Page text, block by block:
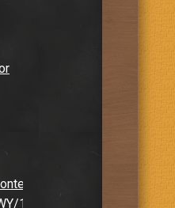
0CbukzDvisc/U2j-
1BqfLyka-